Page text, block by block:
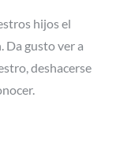
hijos el
Da gusto ver a
deshacerse